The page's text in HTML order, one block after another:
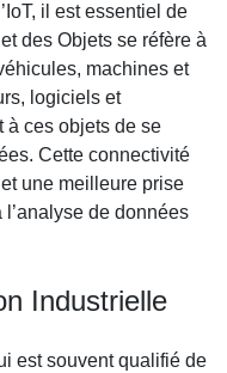
il est essentiel de
des Objets se réfère à
machines et
logiciels et
à ces objets de se
Cette connectivité
une meilleure prise
de données
Industrielle
est souvent qualifié de